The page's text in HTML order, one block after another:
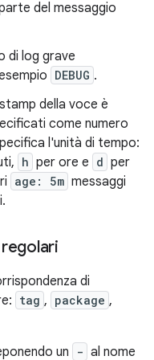
del messaggio
di log grave
DEBUG .
della voce è
come numero
l'unità di tempo:
h per ore e d per
age: 5m messaggi
di
tag , package ,
un
- al nome